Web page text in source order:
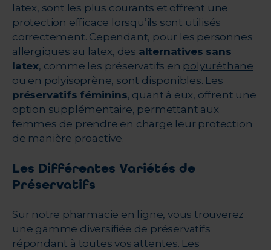
latex, sont les plus courants et offrent une
protection efficace lorsqu’ils sont utilisés
correctement. Cependant, pour les personnes
allergiques au latex, des alternatives sans
latex, comme les préservatifs en polyuréthane
ou en polyisoprène, sont disponibles. Les
préservatifs féminins, quant à eux, offrent une
option supplémentaire, permettant aux
femmes de prendre en charge leur protection
de manière proactive.
Les Différentes Variétés de
Préservatifs
Sur notre pharmacie en ligne, vous trouverez
une gamme diversifiée de préservatifs
répondant à toutes vos attentes. Les